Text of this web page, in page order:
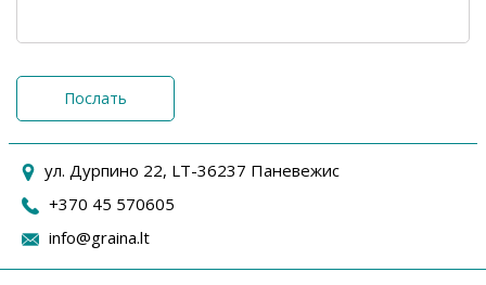
Послать
ул. Дурпино 22, LT-36237 Паневежис
+370 45 570605
info@graina.lt